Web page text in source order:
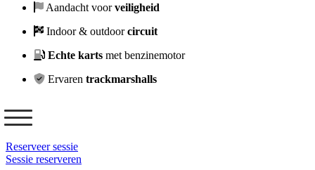
Aandacht voorveiligheid
Indoor & outdoorcircuit
Echte karts met benzinemotor
Ervaren trackmarshalls
Reserveer sessie
Sessie reserveren